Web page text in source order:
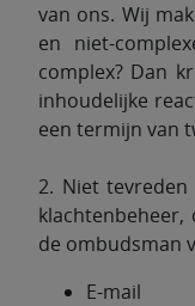
van ons. Wij
en niet-
complex? Dan
inhoudelijke
een termijn van
2. Niet
de ombudsman
E-